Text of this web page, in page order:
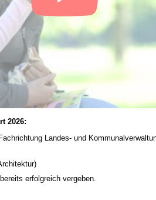
2026:
Landes- und
erfolgreich vergeben.